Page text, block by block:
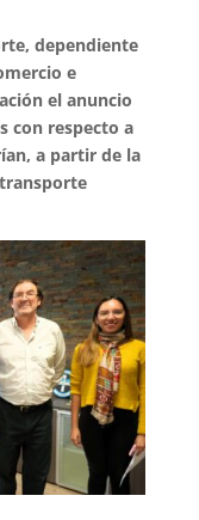
dependiente
e
el anuncio
con respecto a
a partir de la